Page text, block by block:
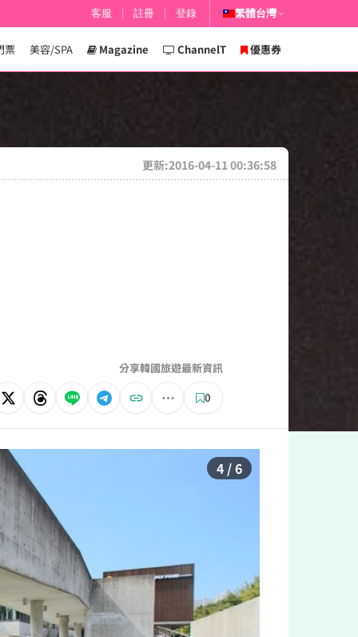
票 美容/SPA Magazine ChannelT 優惠券
客服 註冊 登錄 繁體台灣
更新:2016-04-11 00:36:58
分享韓國旅遊最新資訊
0
4 / 6